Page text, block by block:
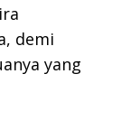
demi
yang